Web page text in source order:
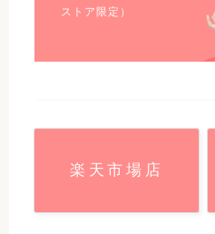
ストア限定）
楽天市場店